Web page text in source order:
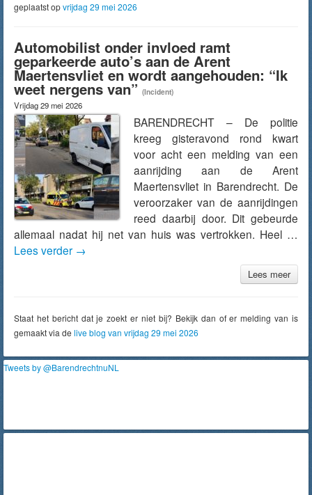
geplaatst opvrijdag 29 mei 2026
Automobilist onder invloed ramt
geparkeerde auto’s aan de Arent
Maertensvliet en wordt aangehouden: “Ik
weet nergens van” (Incident)
Vrijdag 29 mei 2026
BARENDRECHT – De politie
kreeg gisteravond rond kwart
voor acht een melding van een
aanrijding aan de Arent
Maertensvliet in Barendrecht. De
veroorzaker van de aanrijdingen
reed daarbij door. Dit gebeurde
allemaal nadat hij net van huis was vertrokken. Heel …
Lees verder →
Lees meer
Staat het bericht dat je zoekt er niet bij? Bekijk dan of er melding van is
gemaakt via de live blog van vrijdag 29 mei 2026
Tweets by @BarendrechtnuNL